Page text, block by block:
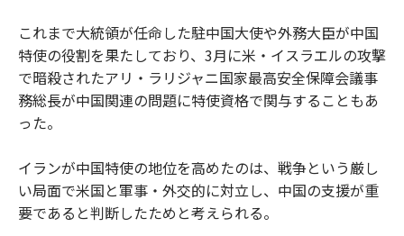
これまで大統領が任命した駐中国大使や外務大臣が中国
特使の役割を果たしており、3月に米・イスラエルの攻撃
で暗殺されたアリ・ラリジャニ国家最高安全保障会議事
務総長が中国関連の問題に特使資格で関与することもあ
った。
イランが中国特使の地位を高めたのは、戦争という厳し
い局面で米国と軍事・外交的に対立し、中国の支援が重
要であると判断したためと考えられる。